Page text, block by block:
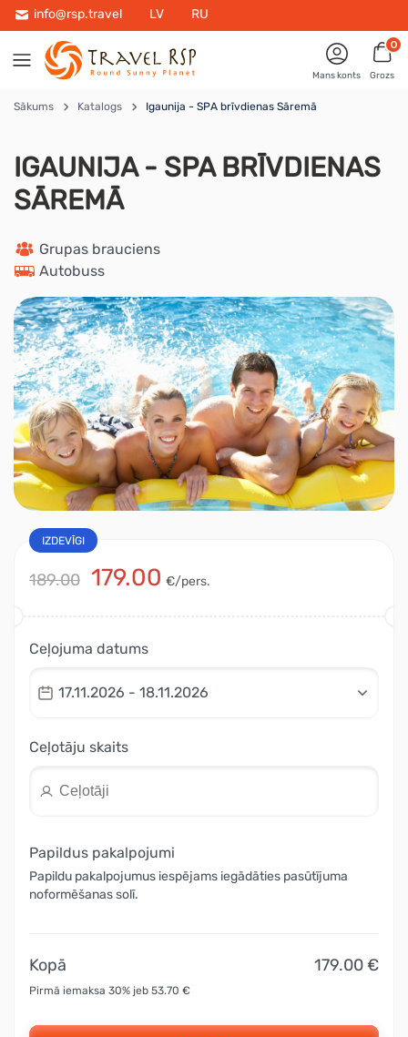
info@rsp.travel LV RU
Mans konts
0
Grozs
Sākums Katalogs Igaunija - SPA brīvdienas Sāremā
IGAUNIJA - SPA BRĪVDIENAS
SĀREMĀ
Grupas brauciens
Autobuss
IZDEVĪGI
189.00 179.00 €/pers.
Ceļojuma datums
17.11.2026 - 18.11.2026
Ceļotāju skaits
Papildus pakalpojumi
Papildu pakalpojumus iespējams iegādāties pasūtījuma
noformēšanas solī.
Kopā 179.00 €
Pirmā iemaksa 30% jeb 53.70 €